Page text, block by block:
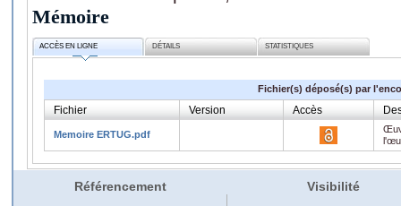
Mémoire
ACCÈS EN LIGNE DÉTAILS STATISTIQUES
Fichier(s) déposé(s) par
Fichier Version Accès
Memoire ERTUG.pdf
Référencement Visibilité